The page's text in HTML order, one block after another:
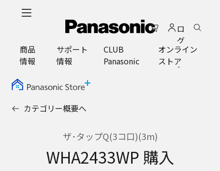
ロ
グ
イ
ン
商品
情報
サポート
情報
CLUB
Panasonic
オンライン
ストア
カテゴリー概要へ
ザ･タップQ(3コ口)(3m)
WHA2433WP 購入